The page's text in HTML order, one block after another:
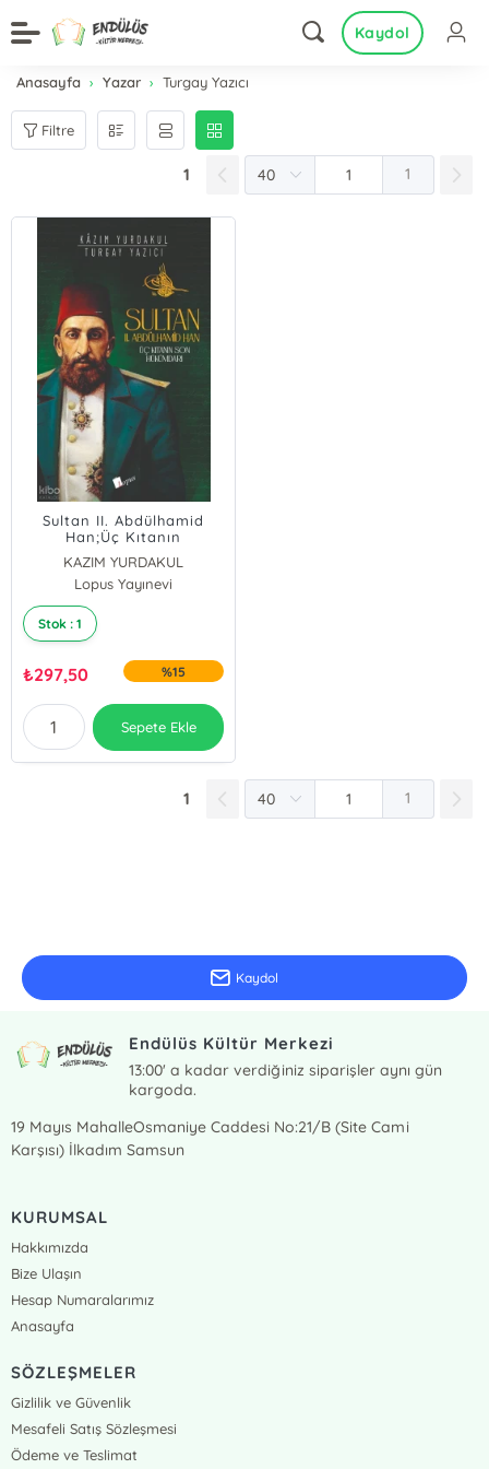
Kaydol
Anasayfa Yazar Turgay Yazıcı
Filtre
1 1
Sultan II. Abdülhamid
Han;Üç Kıtanın
KAZIM YURDAKUL
Turgay Yazıcı
Lopus Yayınevi
Stok : 1
₺297,50 %15
Sepete Ekle
1 1
Kaydol
Endülüs Kültür Merkezi
13:00' a kadar verdiğiniz siparişler aynı gün
kargoda.
19 Mayıs MahalleOsmaniye Caddesi No:21/B (Site Cami
Karşısı) İlkadım Samsun
KURUMSAL
Hakkımızda
Bize Ulaşın
Hesap Numaralarımız
Anasayfa
SÖZLEŞMELER
Gizlilik ve Güvenlik
Mesafeli Satış Sözleşmesi
Ödeme ve Teslimat